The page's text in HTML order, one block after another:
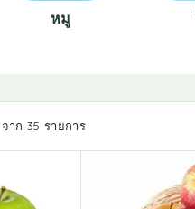
หมู
าก 35 รายการ